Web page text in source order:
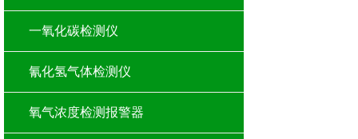
一氧化碳检测仪
氰化氢气体检测仪
氧气浓度检测报警器